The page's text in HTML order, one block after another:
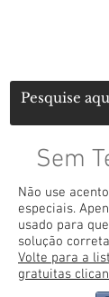
Sem
Não use
especiais.
usado para
solução
Volte para a
gratuitas